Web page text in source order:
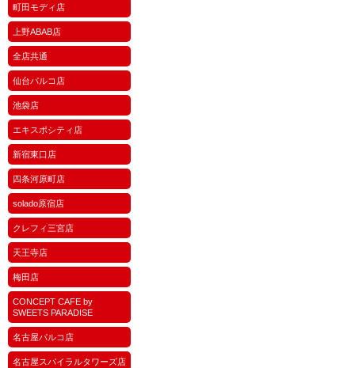
町田モディ店
上野ABAB店
全店共通
仙台パルコ店
池袋店
エキスポシティ店
新宿東口店
四条河原町店
solado原宿店
クレフィ三宮店
天王寺店
梅田店
CONCEPT CAFE by
SWEETS PARADISE
名古屋パルコ店
名古屋スパイラルタワーズ店